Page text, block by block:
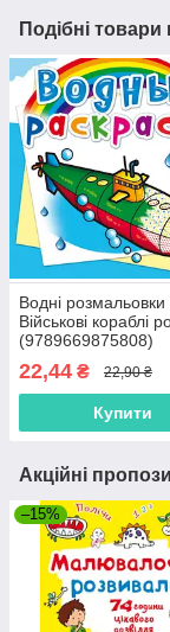
Подібні товари
Водні розмальовки
Військові кораблі
(9789669875808)
22,44 ₴ 22,90 ₴
Купити
Акційні
–15%